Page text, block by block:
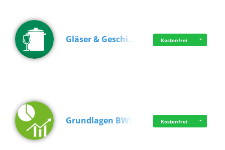
Gläser & Geschi… Kostenfrei
Grundlagen BWL Kostenfrei